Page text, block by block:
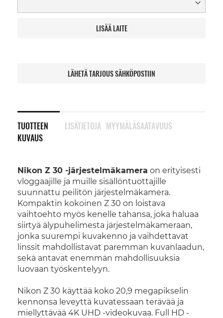
LISÄÄ LAITE
LÄHETÄ TARJOUS SÄHKÖPOSTIIN
TUOTTEEN
KUVAUS
Nikon Z 30 -järjestelmäkamera on erityisesti
vloggaajille ja muille sisällöntuottajille
suunnattu peilitön järjestelmäkamera.
Kompaktin kokoinen Z 30 on loistava
vaihtoehto myös kenelle tahansa, joka haluaa
siirtyä älypuhelimesta järjestelmäkameraan,
jonka suurempi kuvakenno ja vaihdettavat
linssit mahdollistavat paremman kuvanlaadun,
sekä antavat enemmän mahdollisuuksia
luovaan työskentelyyn.
Nikon Z 30 käyttää koko 20,9 megapikselin
kennonsa leveyttä kuvatessaan terävää ja
miellyttävää 4K UHD -videokuvaa. Full HD -
LISÄTIETOJA MYYMÄLÄSAATAVUUS